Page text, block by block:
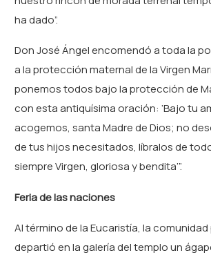
ha dado”.
Don José Ángel encomendó a toda la
a la protección maternal de la Virgen
ponemos todos bajo la protección de
con esta antiquísima oración: ‘Bajo tu
acogemos, santa Madre de Dios; no
de tus hijos necesitados, líbralos de
siempre Virgen, gloriosa y bendita’”.
Feria de las naciones
Al término de la Eucaristía, la
departió en la galería del templo un